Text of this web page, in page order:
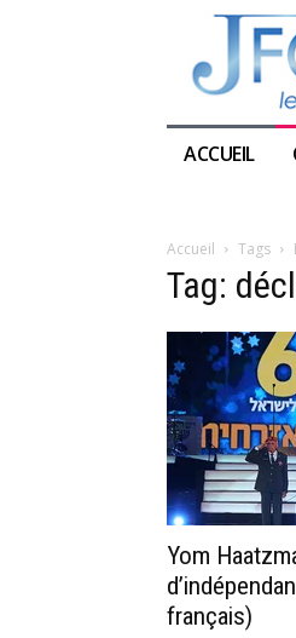
ACCUEIL
Accueil Tags
Tag:
Yom
français)